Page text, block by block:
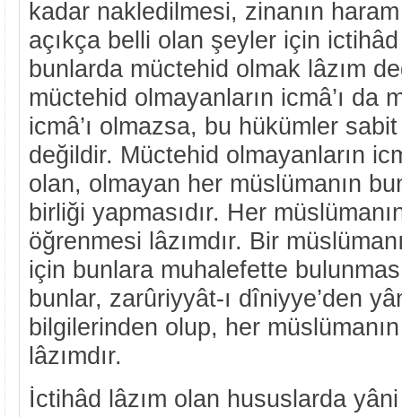
kadar nakledilmesi, zinanın
açıkça belli olan şeyler için
bunlarda müctehid olmak lâzım
müctehid olmayanların icmâ’ı da
icmâ’ı olmazsa, bu hükümler
değildir. Müctehid olmayanların
olan, olmayan her müslümanın
birliği yapmasıdır. Her
öğrenmesi lâzımdır. Bir
için bunlara muhalefette
bunlar, zarûriyyât-ı dîniyye’den
bilgilerinden olup, her
lâzımdır.
İctihâd lâzım olan hususlarda